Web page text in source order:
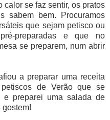
calor se faz sentir, os pratos
sabem bem. Procuramos
que sejam petisco ou
preparadas e que no
se preparem, num abrir
a preparar uma receita
de Verão que se
e preparei uma salada de
gostem!